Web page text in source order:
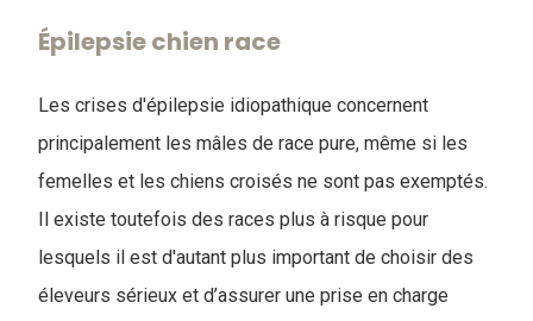
Épilepsie chien race
Les crises d'épilepsie idiopathique concernent
principalement les mâles de race pure, même si les
femelles et les chiens croisés ne sont pas exemptés.
Il existe toutefois des races plus à risque pour
lesquels il est d'autant plus important de choisir des
éleveurs sérieux et d’assurer une prise en charge